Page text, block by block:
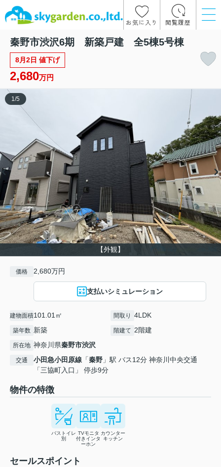
お気に入り 閲覧履歴
秦野市渋沢6期 新築戸建 全5棟5号棟
8月2日 値下げ
2,680万円
【外観】
1 /5
価格 2,680万円
支払いシミュレーション
建物面積101.01㎡ 間取り 4LDK
築年数 新築 階建て 2階建
所在地 神奈川県秦野市渋沢
交通 小田急小田原線 「秦野 」駅 バス12分 神奈川中央交通
「三協町入口」 停歩9分
物件の特徴
バストイレ
別
TVモニタ
付きインタ
ーホン
カウンター
キッチン
セールスポイント